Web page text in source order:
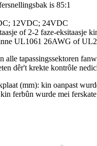
is 85:1
12VDC; 24VDC
of 2-2 faze-eksitaasje
UL1061 26AWG of
alle tapassingssektoren
dêr't krekte kontrôle
(mm): kin oanpast
ferbûn wurde mei